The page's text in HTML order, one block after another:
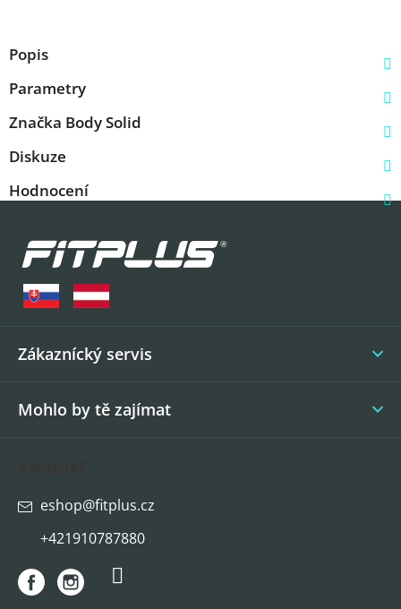
Popis
Parametry
Značka Body Solid
Diskuze
Hodnocení
Zákaznícký servis
Mohlo by tě zajímat
eshop@fitplus.cz
+421910787880